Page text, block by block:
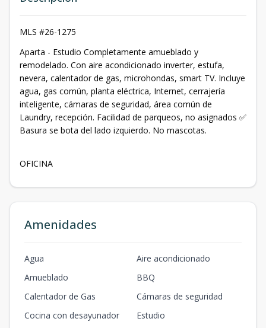
MLS #26-1275
Aparta - Estudio Completamente amueblado y
remodelado. Con aire acondicionado inverter, estufa,
nevera, calentador de gas, microhondas, smart TV. Incluye
agua, gas común, planta eléctrica, Internet, cerrajería
inteligente, cámaras de seguridad, área común de
Laundry, recepción. Facilidad de parqueos, no asignados ✅
Basura se bota del lado izquierdo. No mascotas.
OFICINA
Amenidades
Agua
Aire acondicionado
Amueblado
BBQ
Calentador de Gas
Cámaras de seguridad
Cocina con desayunador
Estudio